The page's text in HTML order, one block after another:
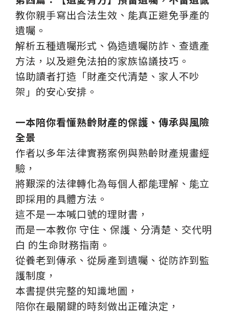
教你親手寫出合法生效、能真正避免爭產的
遺囑。
解析五種遺囑形式、偽造遺囑防詐、查遺產
方法，以及避免法拍的家族協議技巧。
協助讀者打造「財產交代清楚、家人不吵
架」的安心安排。
一本陪你看懂熟齡財產的保護、傳承與風險
全景
作者以多年法律實務案例與熟齡財產規畫經
驗，
將艱深的法律轉化為每個人都能理解、能立
即採用的具體方法。
這不是一本喊口號的理財書，
而是一本教你 守住、保護、分清楚、交代明
白 的生命財務指南。
從養老到傳承、從房產到遺囑、從防詐到監
護制度，
本書提供完整的知識地圖，
陪你在最關鍵的時刻做出正確決定，